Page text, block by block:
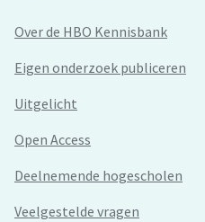
Over de HBO Kennisbank
Eigen onderzoek publiceren
Uitgelicht
Open Access
Deelnemende hogescholen
Veelgestelde vragen